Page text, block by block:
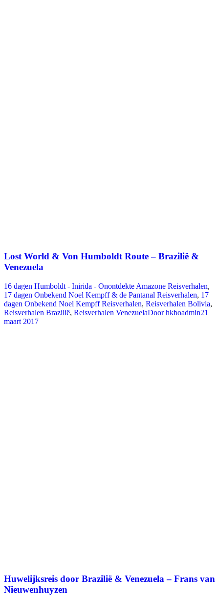
Lost World & Von Humboldt Route – Brazilië &
Venezuela
16 dagen Humboldt - Inirida - Onontdekte Amazone Reisverhalen,
17 dagen Onbekend Noel Kempff & de Pantanal Reisverhalen, 17
dagen Onbekend Noel Kempff Reisverhalen, Reisverhalen Bolivia,
Reisverhalen Brazilië, Reisverhalen VenezuelaDoorhkboadmin21
maart 2017
Huwelijksreis door Brazilië & Venezuela – Frans van
Nieuwenhuyzen